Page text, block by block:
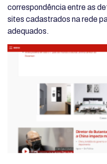
correspondência entre as
sites cadastrados na rede
adequados.